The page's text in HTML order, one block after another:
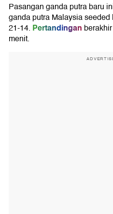
Pasangan ganda putra baru
ganda putra Malaysia
21-14. Pertandingan
menit.